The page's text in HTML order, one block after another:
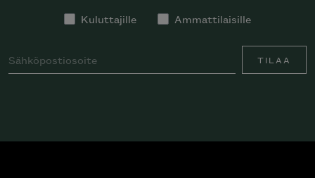
Kuluttajille Ammattilaisille
TILAA